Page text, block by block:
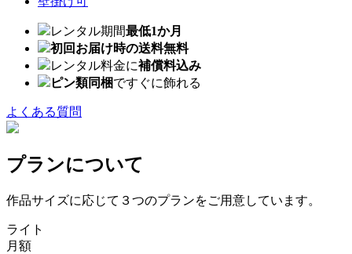
レンタル期間最低1か月
初回お届け時の送料無料
レンタル料金に補償料込み
ピン類同梱ですぐに飾れる
よくある質問
プランについて
作品サイズに応じて３つのプランをご用意しています。
ライト
月額